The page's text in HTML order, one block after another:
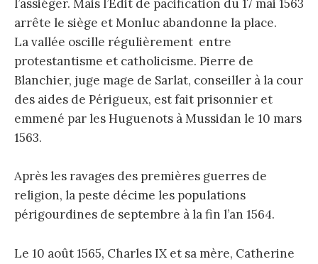
l’assiéger. Mais l’Edit de pacification du 17 mai 1563
arrête le siège et Monluc abandonne la place.
La vallée oscille régulièrement entre
protestantisme et catholicisme. Pierre de
Blanchier, juge mage de Sarlat, conseiller à la cour
des aides de Périgueux, est fait prisonnier et
emmené par les Huguenots à Mussidan le 10 mars
1563.
Après les ravages des premières guerres de
religion, la peste décime les populations
périgourdines de septembre à la fin l’an 1564.
Le 10 août 1565, Charles IX et sa mère, Catherine